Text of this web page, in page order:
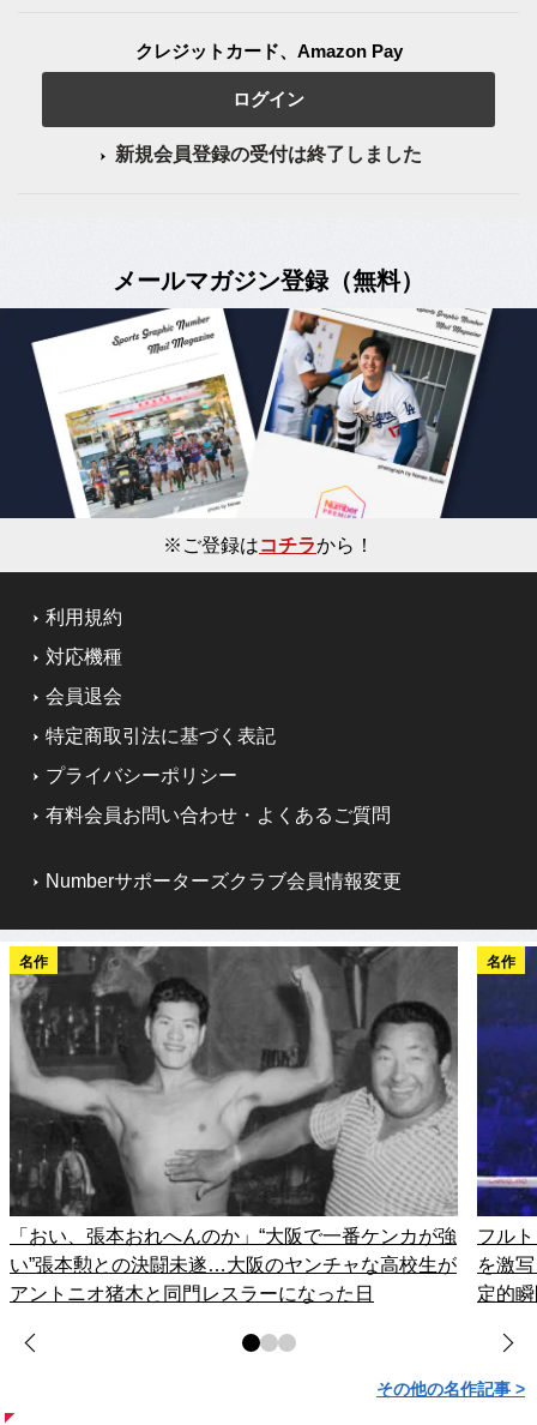
クレジットカード、Amazon Pay
ログイン
新規会員登録の受付は終了しました
メールマガジン登録（無料）
※ご登録はコチラから！
利用規約
対応機種
会員退会
特定商取引法に基づく表記
プライバシーポリシー
有料会員お問い合わせ・よくあるご質問
Numberサポーターズクラブ会員情報変更
名作
「おい、張本おれへんのか」“大阪で一番ケンカが強
い”張本勲との決闘未遂…大阪のヤンチャな高校生が
アントニオ猪木と同門レスラーになった日
名作
フル
を激
定的
その他の名作記事 >